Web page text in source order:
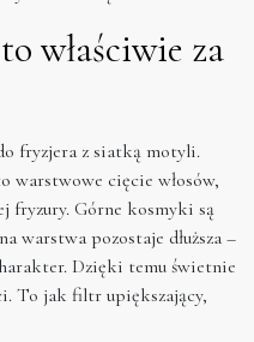
właściwie za
fryzjera z siatką motyli.
cięcie włosów,
fryzury. Górne kosmyki są
warstwa pozostaje dłuższa –
Dzięki temu świetnie
To jak filtr upiększający,